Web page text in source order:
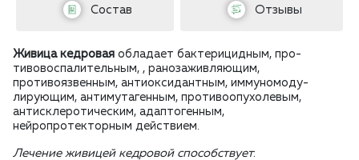
Состав Отзывы
Живица кедровая обладает бактерицидным, про­
тивовоспалительным, , ранозаживляющим,
противоязвенным, антиоксидантным, иммуномоду­
лирующим, антимутагенным, проти­воопухолевым,
антисклеротическим, адаптогенным,
нейропротекторным действием.
Лечение живицей кедровой способствует: